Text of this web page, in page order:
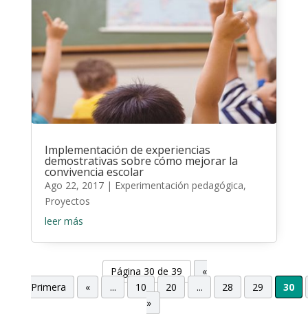
Implementación de experiencias
demostrativas sobre cómo mejorar la
convivencia escolar
Ago 22, 2017| Experimentación pedagógica,
Proyectos
leer más
Página 30 de 39
«
Primera
« ... 10 20 ... 28 29
30
»